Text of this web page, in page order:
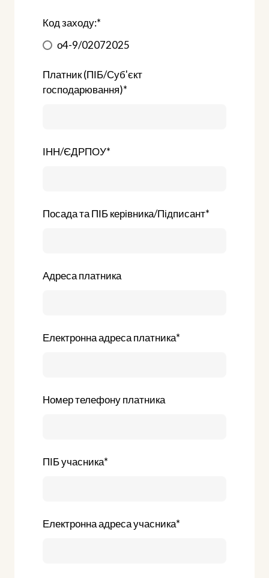
Код заходу:*
о4-9/02072025
Платник (ПІБ/Суб'єкт
господарювання)*
ІНН/ЄДРПОУ*
Посада та ПІБ керівника/Підписант*
Адреса платника
Електронна адреса платника*
Номер телефону платника
ПІБ учасника*
Електронна адреса учасника*